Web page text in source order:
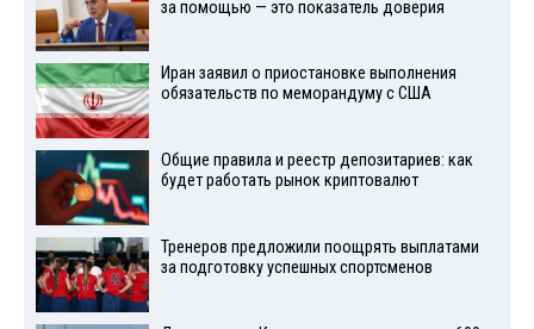
за помощью — это показатель доверия
Иран заявил о приостановке выполнения
обязательств по меморандуму с США
Общие правила и реестр депозитариев: как
будет работать рынок криптовалют
Тренеров предложили поощрять выплатами
за подготовку успешных спортсменов